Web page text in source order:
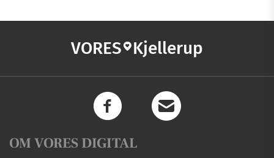
VORES Kjellerup
OM VORES DIGITAL